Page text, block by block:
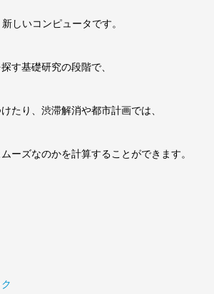
しいコンピュータです。
す基礎研究の段階で、
たり、渋滞解消や都市計画では、
ーズなのかを計算することができます。